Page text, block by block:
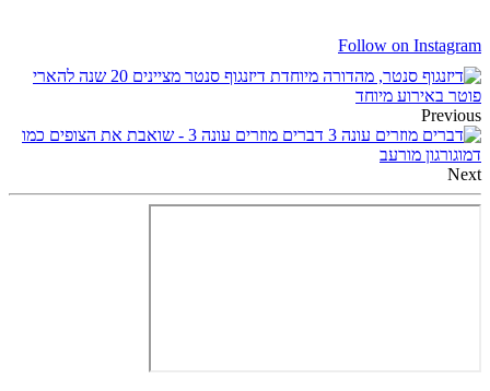
Follow on Instagram
דיזנגוף סנטר מציינים 20 שנה להארי
פוטר באירוע מיוחד
Previous
דברים מוזרים עונה 3 - שואבת את הצופים כמו
דמוגורגון מורעב
Next